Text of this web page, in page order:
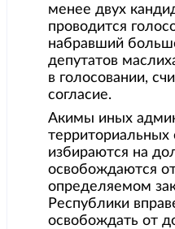
менее двух
проводится
набравший
депутатов
в голосовании,
согласие.
Акимы иных
территориальных
избираются на
освобождаются
определяемом
Республики
освобождать от